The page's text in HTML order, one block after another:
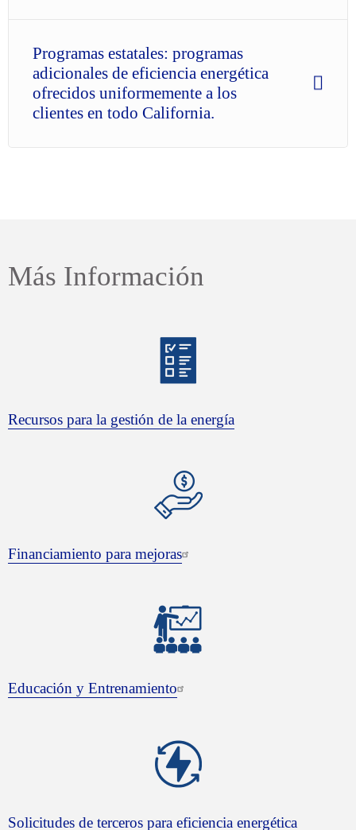
Programas estatales: programas
adicionales de eficiencia energética
ofrecidos uniformemente a los
clientes en todo California.
Más Información
Recursos para la gestión de la energía
Financiamiento para mejoras
Educación y Entrenamiento
Solicitudes de terceros para eficiencia energética